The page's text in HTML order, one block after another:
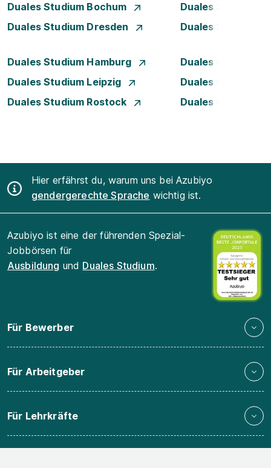
Duales Studium Bochum
Duales Studium
Duales Studium Dresden
Duales Studium
Duales Studium Hamburg
Duales Studium
Duales Studium Leipzig
Duales Studium
Duales Studium Rostock
Duales Studium
Hier erfährst du, warum uns bei Azubiyo
gendergerechte Sprache wichtig ist.
Azubiyo ist eine der führenden Spezial-
Jobbörsen für
Ausbildung und Duales Studium.
Für Bewerber
Für Arbeitgeber
Für Lehrkräfte